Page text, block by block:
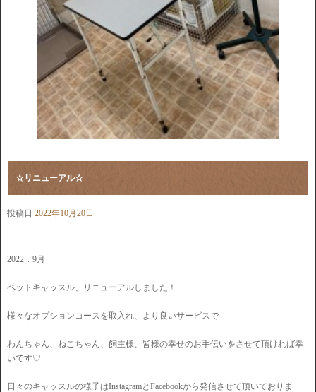
☆リニューアル☆
投稿日 2022年10月20日
2022．9月
ペットキャッスル、リニューアルしました！
様々なオプションコースを取入れ、より良いサービスで
わんちゃん、ねこちゃん、飼主様、皆様の幸せのお手伝いをさせて頂ければ幸
いです♡
日々のキャッスルの様子はInstagramとFacebookから発信させて頂いておりま